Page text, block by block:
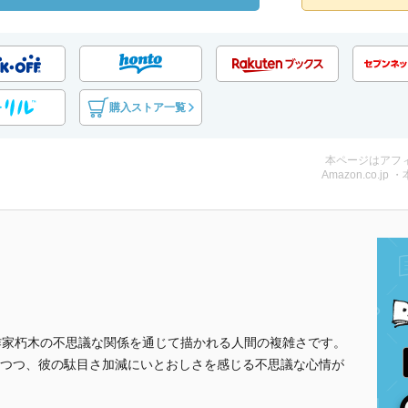
購入ストア一覧
本ページはアフ
Amazon.co.jp ・
朽木の不思議な関係を通じて描かれる人間の複雑さです。
つ、彼の駄目さ加減にいとおしさを感じる不思議な心情が